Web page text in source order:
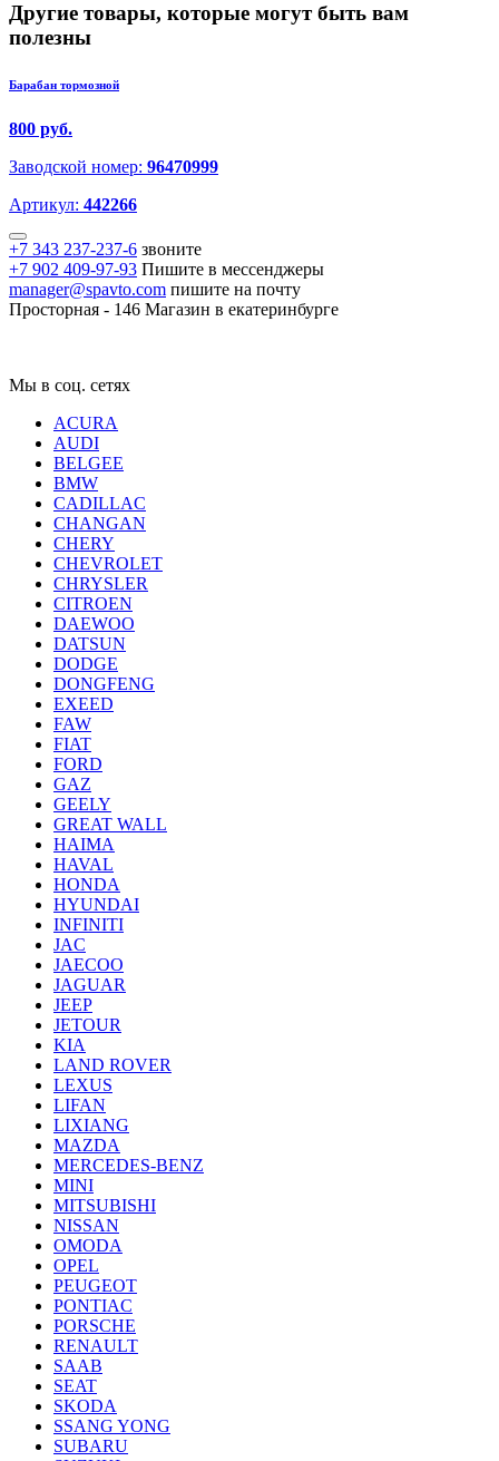
Другие товары, которые могут быть вам
полезны
Барабан тормозной
800 руб.
Заводской номер: 96470999
Артикул: 442266
+7 343 237-237-6 звоните
+7 902 409-97-93 Пишите в мессенджеры
manager@spavto.com пишите на почту
Просторная - 146 Магазин в екатеринбурге
Мы в соц. сетях
ACURA
AUDI
BELGEE
BMW
CADILLAC
CHANGAN
CHERY
CHEVROLET
CHRYSLER
CITROEN
DAEWOO
DATSUN
DODGE
DONGFENG
EXEED
FAW
FIAT
FORD
GAZ
GEELY
GREAT WALL
HAIMA
HAVAL
HONDA
HYUNDAI
INFINITI
JAC
JAECOO
JAGUAR
JEEP
JETOUR
KIA
LAND ROVER
LEXUS
LIFAN
LIXIANG
MAZDA
MERCEDES-BENZ
MINI
MITSUBISHI
NISSAN
OMODA
OPEL
PEUGEOT
PONTIAC
PORSCHE
RENAULT
SAAB
SEAT
SKODA
SSANG YONG
SUBARU